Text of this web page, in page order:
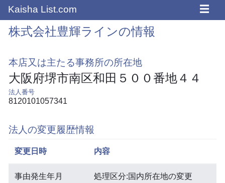
Kaisha List.com ☰
株式会社豊輝ラインの情報
本店又は主たる事務所の所在地
大阪府堺市南区和田５００番地４４
法人番号
8120101057341
法人の変更履歴情報
変更日時 内容
事由発生年月
処理区分:国内所在地の変更